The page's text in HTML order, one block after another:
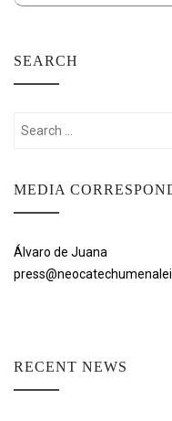
SEARCH
Search
MEDIA
Álvaro de Juana
RECENT NEWS